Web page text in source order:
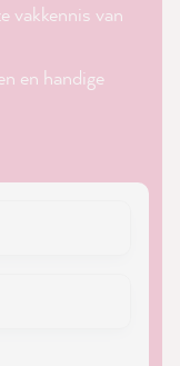
vakkennis van
en handige